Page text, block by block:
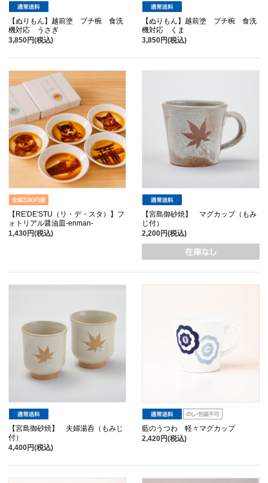
【ぬりもん】越前塗 プチ椀 食洗
機対応 うさぎ
3,850円(税込)
【ぬりもん】越前塗 プチ椀 食洗
機対応 くま
3,850円(税込)
【RE′DE′STU（リ・デ・スタ）】フ
ォトリアル醤油皿-enman-
1,430円(税込)
【宮島御砂焼】 マグカップ（もみ
じ付）
2,200円(税込)
【宮島御砂焼】 夫婦湯呑（もみじ
付）
4,400円(税込)
藍のうつわ 軽々マグカップ
2,420円(税込)